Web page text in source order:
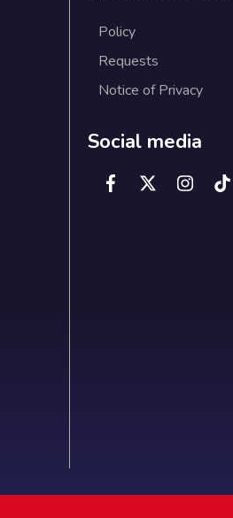
Policy
Requests
Notice of Privacy
Social media